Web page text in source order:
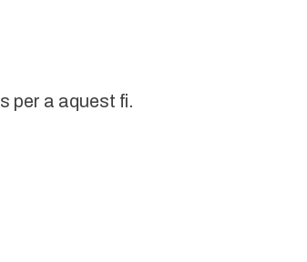
per a aquest fi.